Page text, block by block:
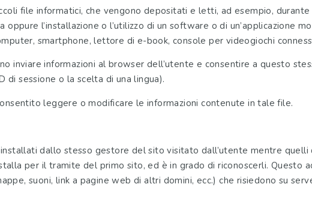
file informatici, che vengono depositati e letti, ad esempio, durante
l’installazione o l’utilizzo di un software o di un’applicazione
smartphone, lettore di e-book, console per videogiochi
inviare informazioni al browser dell’utente e consentire a questo
di sessione o la scelta di una lingua).
leggere o modificare le informazioni contenute in tale file.
dallo stesso gestore del sito visitato dall’utente mentre quelli
per il tramite del primo sito, ed è in grado di riconoscerli. Questo
suoni, link a pagine web di altri domini, ecc.) che risiedono su